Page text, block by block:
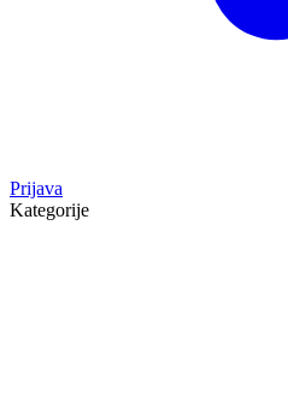
Prijava
Kategorije